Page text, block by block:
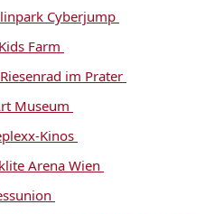
Cyberjump
Farm
im Prater
Museum
Kinos
Arena Wien